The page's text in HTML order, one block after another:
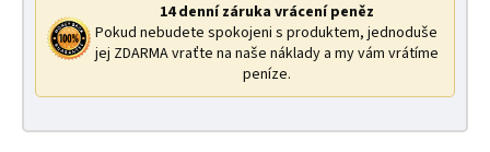
14 denní záruka vrácení peněz
Pokud nebudete spokojeni s produktem, jednoduše
jej ZDARMA vraťte na naše náklady a my vám vrátíme
peníze.